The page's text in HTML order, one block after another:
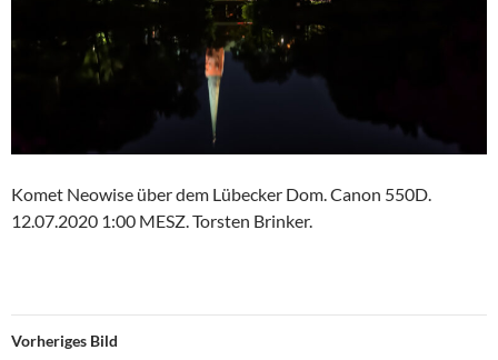
Komet Neowise über dem Lübecker Dom. Canon 550D.
12.07.2020 1:00 MESZ. Torsten Brinker.
Vorheriges Bild